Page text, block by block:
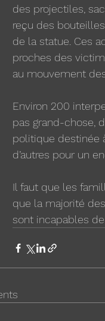
des projectiles,
reçu des
de la statue. Ces
proches des
au mouvement
Environ 200
pas grand-chose,
politique destinée
d’autres pour un
Il faut que les
que la majorité
sont incapables